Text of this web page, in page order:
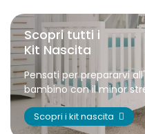
Scopri tutti i
Kit Nascita
Pensati per prepararvi
bambino con il minor
Scopri i kit nascita